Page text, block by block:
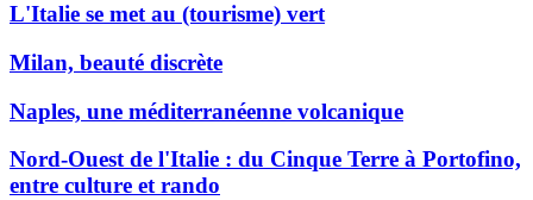
L'Italie se met au (tourisme) vert
Milan, beauté discrète
Naples, une méditerranéenne volcanique
Nord-Ouest de l'Italie : du Cinque Terre à Portofino,
entre culture et rando